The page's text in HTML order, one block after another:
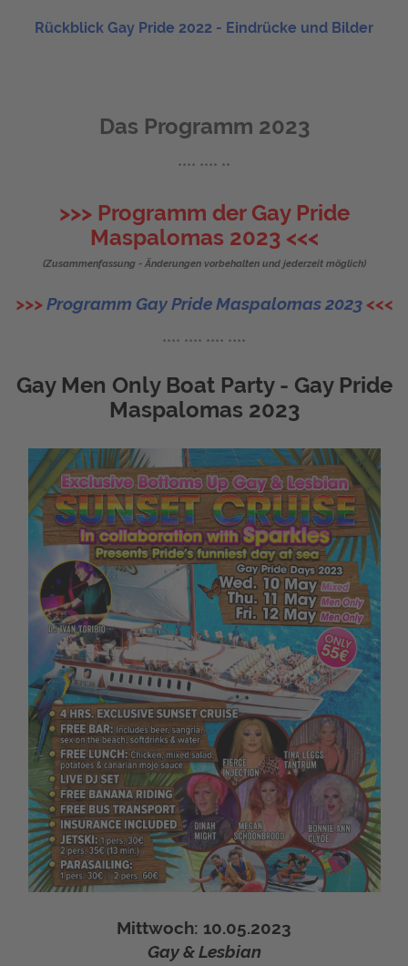
Rückblick Gay Pride 2022 - Eindrücke und Bilder
Das Programm 2023
**** **** **
>>> Programm der Gay Pride
Maspalomas 2023 <<<
(Zusammenfassung - Änderungen vorbehalten und jederzeit möglich)
>>>Programm Gay Pride Maspalomas 2023<<<
**** **** **** ****
Gay Men Only Boat Party - Gay Pride
Maspalomas 2023
Mittwoch: 10.05.2023
Gay & Lesbian